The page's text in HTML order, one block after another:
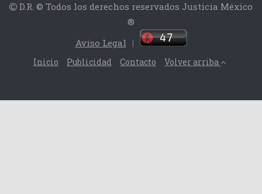
D.R. © Todos los derechos reservados Justicia México
®
Aviso Legal |
Inicio Publicidad Contacto Volver arriba